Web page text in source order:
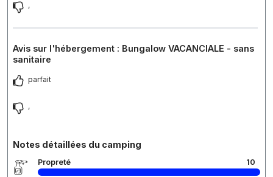
,
Avis sur l'hébergement : Bungalow VACANCIALE - sans
sanitaire
parfait
,
Notes détaillées du camping
Propreté 10